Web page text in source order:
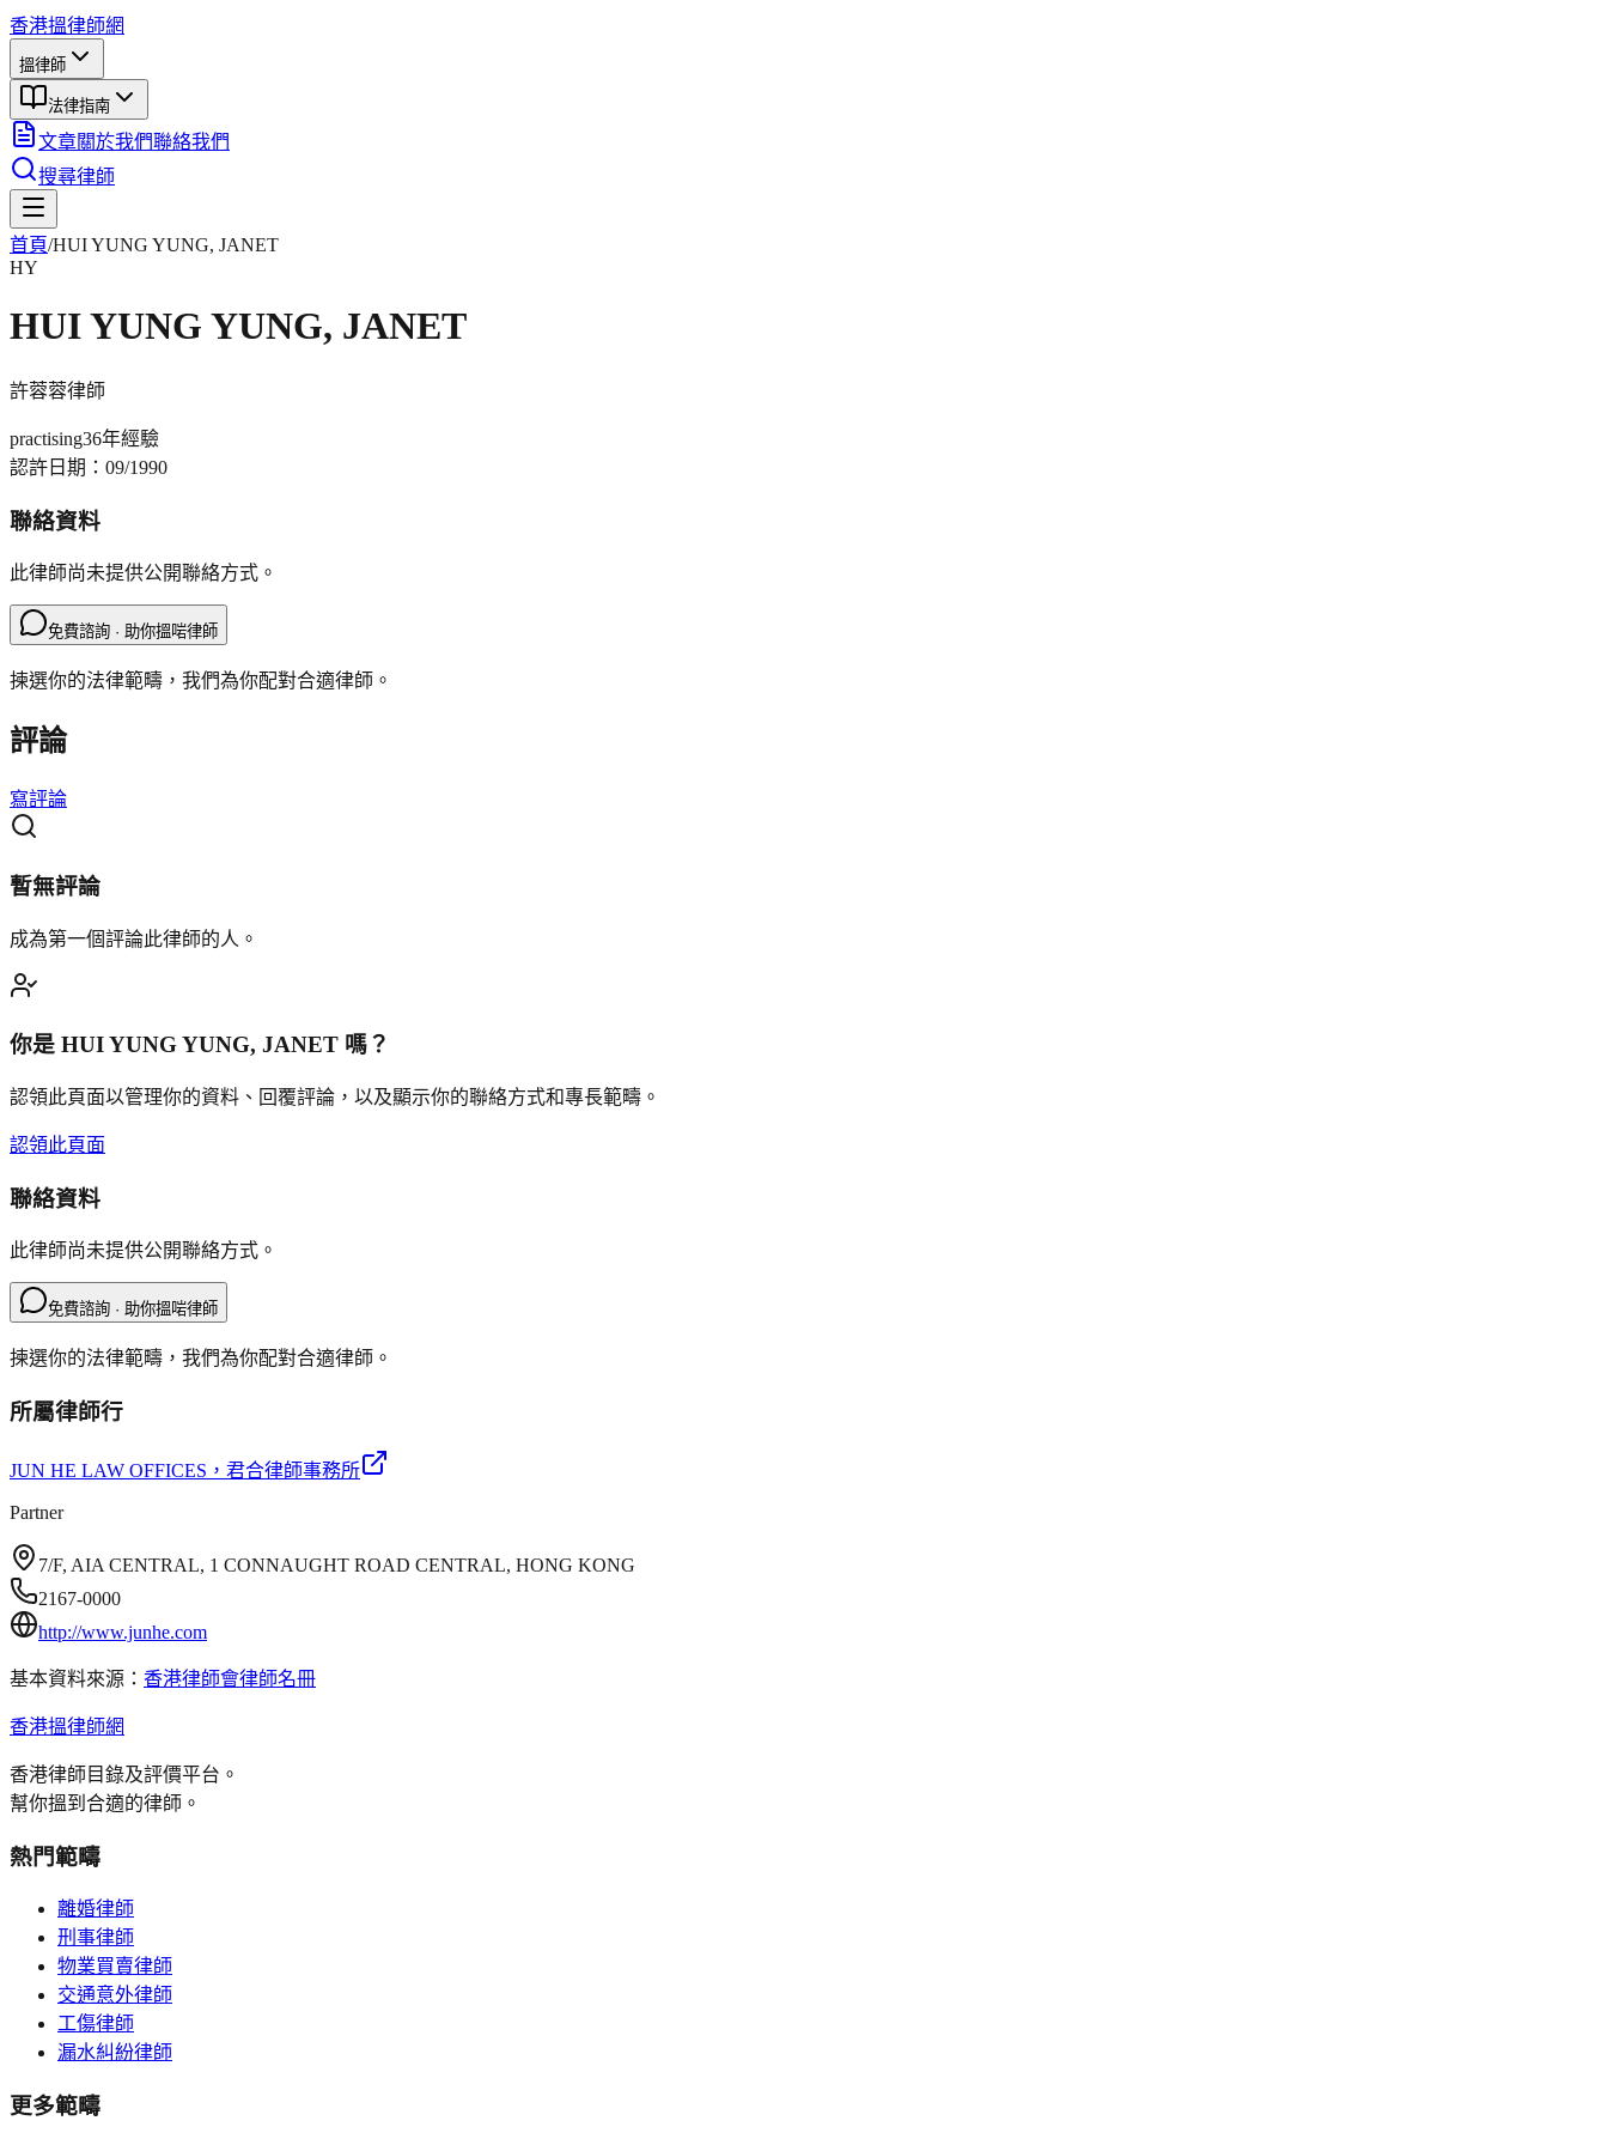
香港搵律師網
搵律師
法律指南
文章關於我們聯絡我們
搜尋律師
首頁/HUI YUNG YUNG, JANET
HY
HUI YUNG YUNG, JANET
許蓉蓉律師
practising36年經驗
認許日期： 09/1990
聯絡資料
此律師尚未提供公開聯絡方式。
免費諮詢 · 助你搵啱律師
揀選你的法律範疇，我們為你配對合適律師。
評論
寫評論
暫無評論
成為第一個評論此律師的人。
你是 HUI YUNG YUNG, JANET 嗎？
認領此頁面以管理你的資料、回覆評論，以及顯示你的聯絡方式和專長範疇。
認領此頁面
聯絡資料
此律師尚未提供公開聯絡方式。
免費諮詢 · 助你搵啱律師
揀選你的法律範疇，我們為你配對合適律師。
所屬律師行
JUN HE LAW OFFICES ，君合律師事務所
Partner
7/F, AIA CENTRAL, 1 CONNAUGHT ROAD CENTRAL, HONG KONG
2167-0000
http://www.junhe.com
基本資料來源： 香港律師會律師名冊
香港搵律師網
香港律師目錄及評價平台。
幫你搵到合適的律師。
熱門範疇
離婚律師
刑事律師
物業買賣律師
交通意外律師
工傷律師
漏水糾紛律師
更多範疇